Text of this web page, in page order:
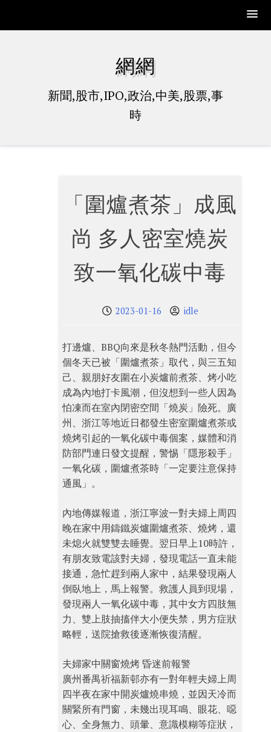
網網
新聞,股市,IPO,政治,中美,股票,事
時
「圍爐煮茶」成風
尚 多人密室燒炭
致一氧化碳中毒
2023-01-16 idle
打邊爐、BBQ向來是秋冬熱門活動，但今
個冬天已被「圍爐煮茶」取代，與三五知
己、親朋好友圍在小炭爐前煮茶、烤小吃
成為內地打卡風潮，但沒想到一些人因為
怕凍而在室內閉密空間「燒炭」險死。廣
州、浙江等地近日都發生密室圍爐煮茶或
燒烤引起的一氧化碳中毒個案，媒體和消
防部門連日發文提醒，警惕「隱形殺手」
一氧化碳，圍爐煮茶時「一定要注意保持
通風」。
內地傳媒報道，浙江寧波一對夫婦上周四
晚在家中用鑄鐵炭爐圍爐煮茶、燒烤，還
未熄火就雙雙去睡覺。翌日早上10時許，
有朋友致電該對夫婦，發現電話一直未能
接通，急忙趕到兩人家中，結果發現兩人
倒臥地上，馬上報警。救護人員到現場，
發現兩人一氧化碳中毒，其中女方四肢無
力、雙上肢抽搐伴大小便失禁，男方症狀
略輕，送院搶救後逐漸恢復清醒。
夫婦家中關窗燒烤 昏迷前報警
廣州番禺祈福新邨亦有一對年輕夫婦上周
四半夜在家中開炭爐燒串燒，並因天冷而
關緊所有門窗，未幾出現耳鳴、眼花、噁
心、全身無力、頭暈、意識模糊等症狀，